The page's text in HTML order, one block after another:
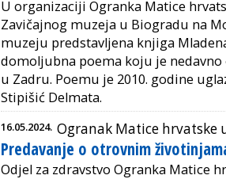
U organizaciji Ogranka Matice
Zavičajnog muzeja u Biogradu na
muzeju predstavljena knjiga
domoljubna poema koju je
u Zadru. Poemu je 2010. godine
Stipišić Delmata.
16.05.2024. Ogranak Matice hrvatske
Predavanje o otrovnim
Odjel za zdravstvo Ogranka Matice